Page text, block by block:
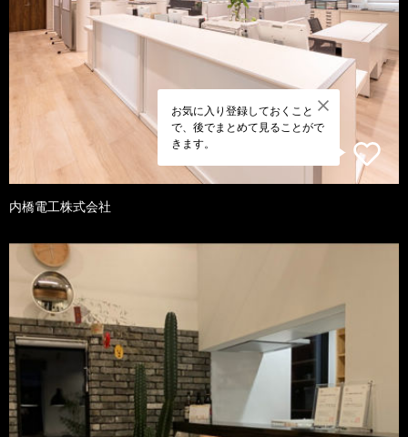
お気に入り登録しておくこと
で、後でまとめて見ることがで
きます。
内橋電工株式会社